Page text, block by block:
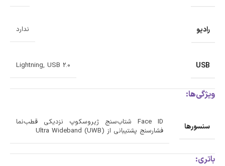
رادیو ندارد
USB
Lightning, USB 2.0
ویژگی‌ها:
سنسورها
Face ID شتاب‌سنج ژیروسکوپ نزدیکی قطب‌نما
فشارسنج پشتیبانی از Ultra Wideband (UWB)
باتری: